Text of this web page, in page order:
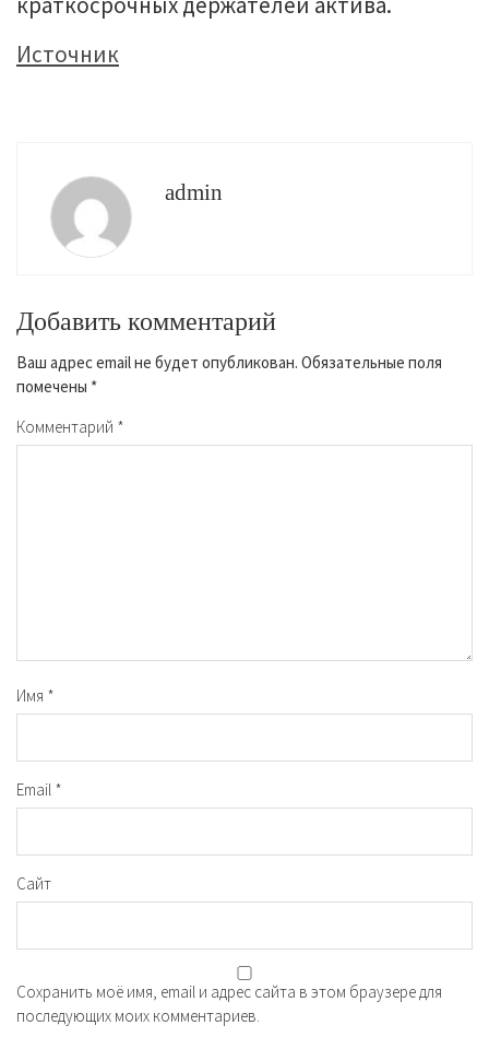
Источник
admin
Добавить комментарий
Ваш адрес email не будет опубликован. Обязательные поля
помечены *
Комментарий *
Имя *
Email *
Сайт
Сохранить моё имя, email и адрес сайта в этом браузере для
последующих моих комментариев.